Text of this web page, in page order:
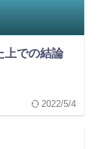
上での結論
2022/5/4